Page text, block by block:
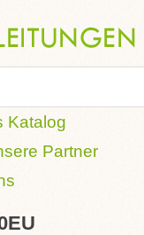
Katalog
Partner